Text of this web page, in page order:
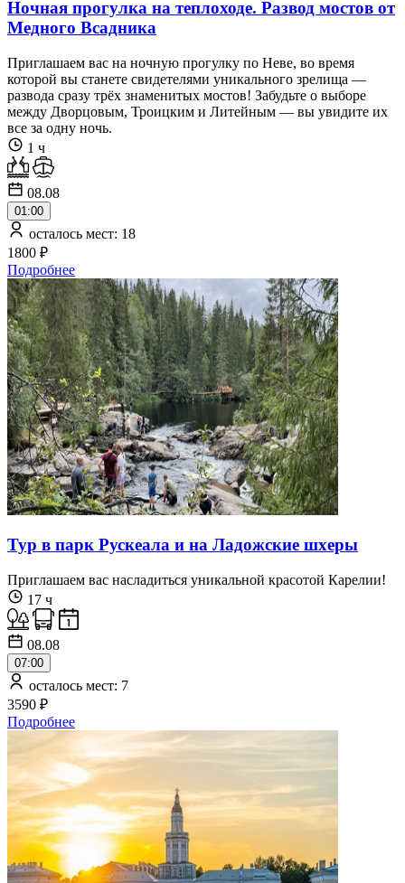
Ночная прогулка на теплоходе. Развод мостов от
Медного Всадника
Приглашаем вас на ночную прогулку по Неве, во время
которой вы станете свидетелями уникального зрелища —
развода сразу трёх знаменитых мостов! Забудьте о выборе
между Дворцовым, Троицким и Литейным — вы увидите их
все за одну ночь.
1 ч
08.08
01:00
осталось мест: 18
1800 ₽
Подробнее
Тур в парк Рускеала и на Ладожские шхеры
Приглашаем вас насладиться уникальной красотой Карелии!
17 ч
08.08
07:00
осталось мест: 7
3590 ₽
Подробнее